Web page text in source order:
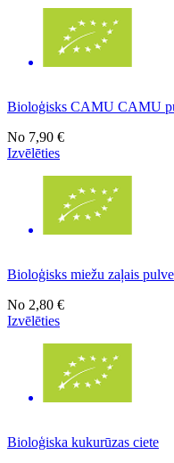
Bioloģisks CAMU CAMU
No 7,90 €
Izvēlēties
Bioloģisks miežu zaļais
No 2,80 €
Izvēlēties
Bioloģiska kukurūzas ciete